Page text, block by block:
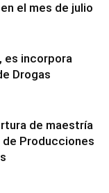
el mes de julio
es incorpora
Drogas
de maestría
Producciones